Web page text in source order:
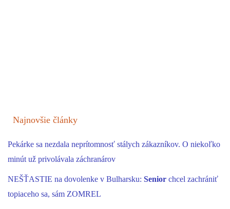
Najnovšie články
Pekárke sa nezdala neprítomnosť stálych zákazníkov. O niekoľko
minút už privolávala záchranárov
NEŠŤASTIE na dovolenke v Bulharsku: Senior chcel zachrániť
topiaceho sa, sám ZOMREL